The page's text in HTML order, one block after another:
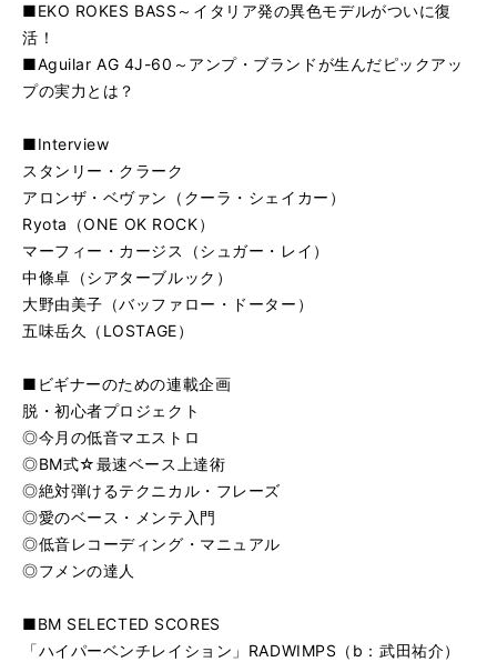
■EKO ROKES BASS～イタリア発の異色モデルがついに復
活！
■Aguilar AG 4J-60～アンプ・ブランドが生んだピックアッ
プの実力とは？
■Interview
スタンリー・クラーク
アロンザ・ベヴァン（クーラ・シェイカー）
Ryota（ONE OK ROCK）
マーフィー・カージス（シュガー・レイ）
中條卓（シアターブルック）
大野由美子（バッファロー・ドーター）
五味岳久（LOSTAGE）
■ビギナーのための連載企画
脱・初心者プロジェクト
◎今月の低音マエストロ
◎BM式☆最速ベース上達術
◎絶対弾けるテクニカル・フレーズ
◎愛のベース・メンテ入門
◎低音レコーディング・マニュアル
◎フメンの達人
■BM SELECTED SCORES
「ハイパーベンチレイション」RADWIMPS（b：武田祐介）